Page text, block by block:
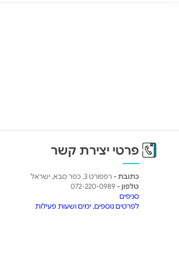
פרטי יצירת קשר
כתובת - רפפורט 3, כפר סבא, ישראל
טלפון -072-220-0989
סניפים
לפרטים נוספים, ימים ושעות פעילות